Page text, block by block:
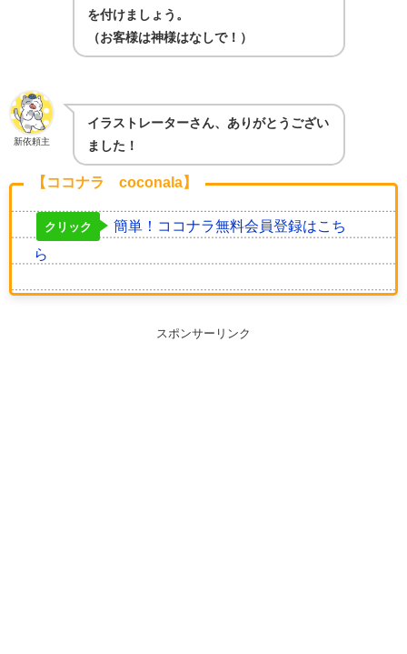
を付けましょう。
（お客様は神様はなしで！）
新依頼主
イラストレーターさん、ありがとうござい
ました！
【ココナラ coconala】
クリック
簡単！ココナラ無料会員登録はこち
ら
スポンサーリンク